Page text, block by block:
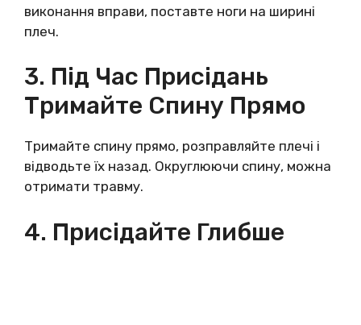
виконання вправи, поставте ноги на ширині
плеч.
3. Під Час Присідань
Тримайте Спину Прямо
Тримайте спину прямо, розправляйте плечі і
відводьте їх назад. Округлюючи спину, можна
отримати травму.
4. Присідайте Глибше